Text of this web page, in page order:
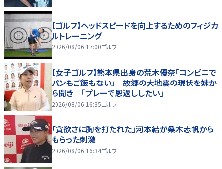
【ゴルフ】ヘッドスピードを向上するためのフィジカ
ルトレーニング
2026/08/06 17:00ゴルフ
【女子ゴルフ】熊本県出身の荒木優奈「コンビニで
パンもご飯もない」 故郷の大地震の現状を妹か
ら聞き 「プレーで恩返ししたい」
2026/08/06 16:35ゴルフ
「貪欲さに胸を打たれた」河本結が桑木志帆から
もらった刺激
2026/08/06 16:34ゴルフ